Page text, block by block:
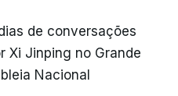
de conversações
Xi Jinping no Grande
Nacional